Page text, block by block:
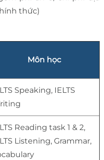
thức)
Môn học
Speaking, IELTS
Reading task 1 & 2,
Listening, Grammar,